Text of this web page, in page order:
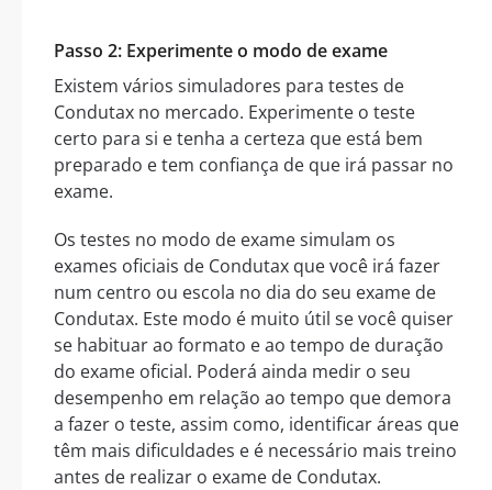
Passo 2: Experimente o modo de exame
Existem vários simuladores para testes de
Condutax no mercado. Experimente o teste
certo para si e tenha a certeza que está bem
preparado e tem confiança de que irá passar no
exame.
Os testes no modo de exame simulam os
exames oficiais de Condutax que você irá fazer
num centro ou escola no dia do seu exame de
Condutax. Este modo é muito útil se você quiser
se habituar ao formato e ao tempo de duração
do exame oficial. Poderá ainda medir o seu
desempenho em relação ao tempo que demora
a fazer o teste, assim como, identificar áreas que
têm mais dificuldades e é necessário mais treino
antes de realizar o exame de Condutax.